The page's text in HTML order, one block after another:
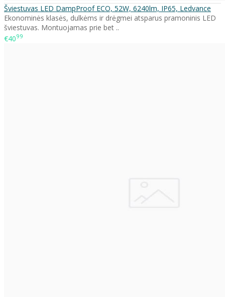
Šviestuvas LED DampProof ECO, 52W, 6240lm, IP65, Ledvance
Ekonominės klasės, dulkėms ir drėgmei atsparus pramoninis LED
šviestuvas. Montuojamas prie bet ..
€4099